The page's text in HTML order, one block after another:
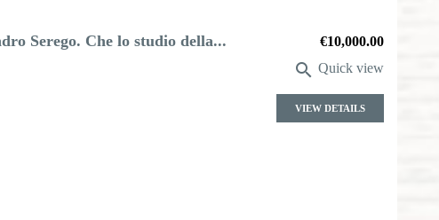
Serego. Che lo studio della... Price
€10,000.00
 Quick view
VIEW DETAILS